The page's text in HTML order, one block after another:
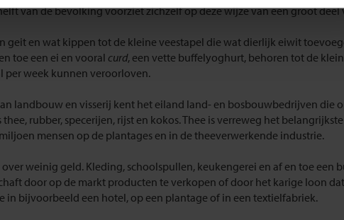
van de bevolking voorziet zichzelf op deze wijze van een groot deel
geit en wat kippen tot de kleine veestapel die wat dierlijk eiwit
toe een ei en vooral curd, een vette buffelyoghurt, behoren tot de
per week kunnen veroorloven.
landbouw en visserij kent het eiland land- en bosbouwbedrijven die
rubber, specerijen, rijst en kokos. Thee is verreweg het
mensen op de plantages en in de theeverwerkende industrie.
weinig geld. Kleding, schoolspullen, keukengerei en af en toe een
door op de markt producten te verkopen of door het karige loon
in bijvoorbeeld een hotel, op een plantage of in een textielfabriek.